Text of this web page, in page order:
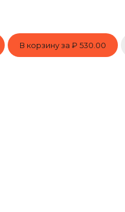
В корзину за ₽ 530.00